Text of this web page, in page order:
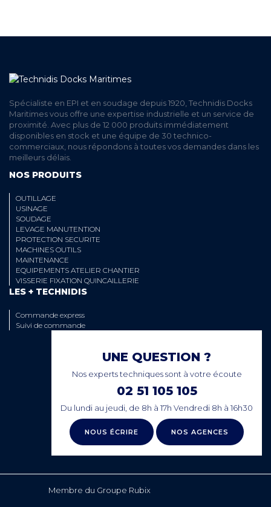
Spécialiste en EPI et en soudage depuis 1920, Technidis Docks
Maritimes vous offre une expertise industrielle et un service de
proximité. Avec plus de 12 000 produits immédiatement
disponibles en stock et une équipe de 30 technico-
commerciaux, nous répondons à toutes vos demandes dans les
meilleurs délais.
NOS PRODUITS
OUTILLAGE
USINAGE
SOUDAGE
LEVAGE MANUTENTION
PROTECTION SECURITE
MACHINES OUTILS
MAINTENANCE
EQUIPEMENTS ATELIER CHANTIER
VISSERIE FIXATION QUINCAILLERIE
LES + TECHNIDIS
Commande express
Suivi de commande
UNE QUESTION ?
Nos experts techniques sont à votre écoute
02 51 105 105
Du lundi au jeudi, de 8h à 17h Vendredi 8h à 16h30
NOUS ÉCRIRE NOS AGENCES
Membre du Groupe Rubix